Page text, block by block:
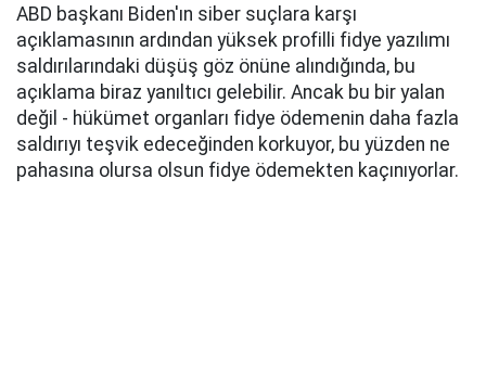
ABD başkanı Biden'ın siber suçlara karşı
açıklamasının ardından yüksek profilli fidye yazılımı
saldırılarındaki düşüş göz önüne alındığında, bu
açıklama biraz yanıltıcı gelebilir. Ancak bu bir yalan
değil - hükümet organları fidye ödemenin daha fazla
saldırıyı teşvik edeceğinden korkuyor, bu yüzden ne
pahasına olursa olsun fidye ödemekten kaçınıyorlar.